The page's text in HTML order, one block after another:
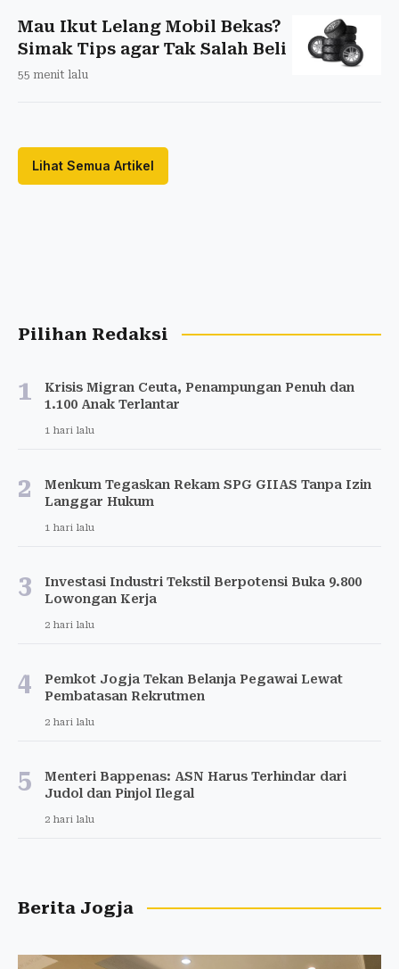
Mau Ikut Lelang Mobil Bekas?
Simak Tips agar Tak Salah Beli
55 menit lalu
Lihat Semua Artikel
Pilihan Redaksi
1
Krisis Migran Ceuta, Penampungan Penuh dan
1.100 Anak Terlantar
1 hari lalu
2
Menkum Tegaskan Rekam SPG GIIAS Tanpa Izin
Langgar Hukum
1 hari lalu
3
Investasi Industri Tekstil Berpotensi Buka 9.800
Lowongan Kerja
2 hari lalu
4
Pemkot Jogja Tekan Belanja Pegawai Lewat
Pembatasan Rekrutmen
2 hari lalu
5
Menteri Bappenas: ASN Harus Terhindar dari
Judol dan Pinjol Ilegal
2 hari lalu
Berita Jogja